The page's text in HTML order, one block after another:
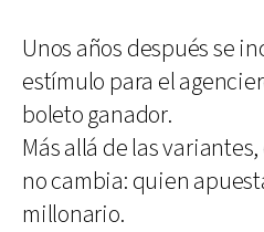
Unos años después se
estímulo para el
boleto ganador.
Más allá de las
no cambia: quien
millonario.